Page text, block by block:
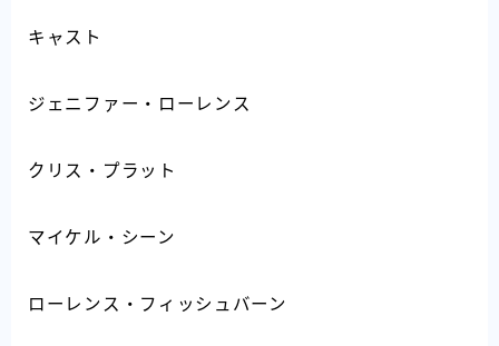
キャスト
ジェニファー・ローレンス
クリス・プラット
マイケル・シーン
ローレンス・フィッシュバーン